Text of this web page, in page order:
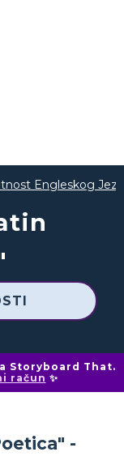
Engleskog
Storyboard That.
račun ✨